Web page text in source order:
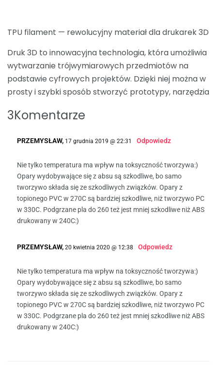
TPU filament — rewolucyjny materiał dla drukarek 3D
Druk 3D to innowacyjna technologia, która umożliwia
wytwarzanie trójwymiarowych przedmiotów na
podstawie cyfrowych projektów. Dzięki niej można w
prosty i szybki sposób stworzyć prototypy, narzędzia
3Komentarze
PRZEMYSŁAW, 17 grudnia 2019 @ 22:31 Odpowiedz
Nie tylko temperatura ma wpływ na toksyczność tworzywa:)
Opary wydobywające się z absu są szkodliwe, bo samo
tworzywo składa się ze szkodliwych związków. Opary z
topionego PVC w 270C są bardziej szkodliwe, niż tworzywo PC
w 330C. Podgrzane pla do 260 też jest mniej szkodliwe niż ABS
drukowany w 240C:)
PRZEMYSŁAW, 20 kwietnia 2020 @ 12:38 Odpowiedz
Nie tylko temperatura ma wpływ na toksyczność tworzywa:)
Opary wydobywające się z absu są szkodliwe, bo samo
tworzywo składa się ze szkodliwych związków. Opary z
topionego PVC w 270C są bardziej szkodliwe, niż tworzywo PC
w 330C. Podgrzane pla do 260 też jest mniej szkodliwe niż ABS
drukowany w 240C:)